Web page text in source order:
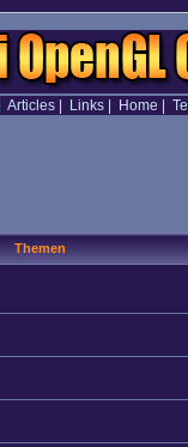
Articles| Links| Home
Themen